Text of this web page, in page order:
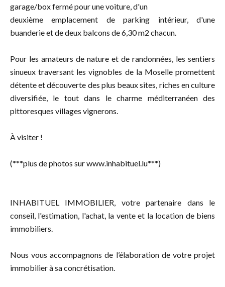
garage/box fermé pour une voiture, d'un
deuxième emplacement de parking intérieur, d'une
buanderie et de deux balcons de 6,30 m2 chacun.
Pour les amateurs de nature et de randonnées, les sentiers
sinueux traversant les vignobles de la Moselle promettent
détente et découverte des plus beaux sites, riches en culture
diversifiée, le tout dans le charme méditerranéen des
pittoresques villages vignerons.
À visiter !
(***plus de photos sur www.inhabituel.lu***)
INHABITUEL IMMOBILIER, votre partenaire dans le
conseil, l'estimation, l'achat, la vente et la location de biens
immobiliers.
Nous vous accompagnons de l’élaboration de votre projet
immobilier à sa concrétisation.